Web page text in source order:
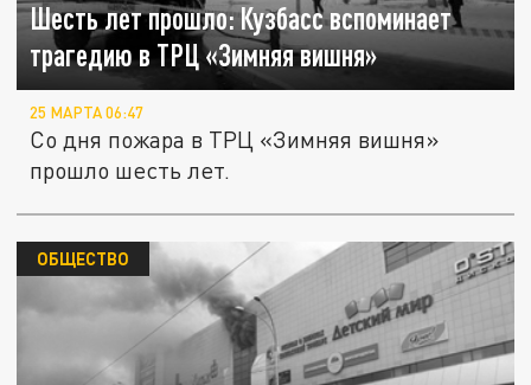
Шесть лет прошло: Кузбасс вспоминает
трагедию в ТРЦ «Зимняя вишня»
25 МАРТА 06:47
Со дня пожара в ТРЦ «Зимняя вишня»
прошло шесть лет.
ОБЩЕСТВО